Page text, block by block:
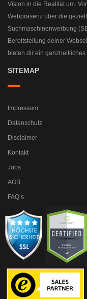
Vision in die Realität um.
Webpräsenz über die
Suchmaschinenwerbung
Bereitstellung deiner
bieten dir ein
SITEMAP
Impressum
Datenschutz
Disclaimer
Kontakt
Jobs
AGB
FAQ’s